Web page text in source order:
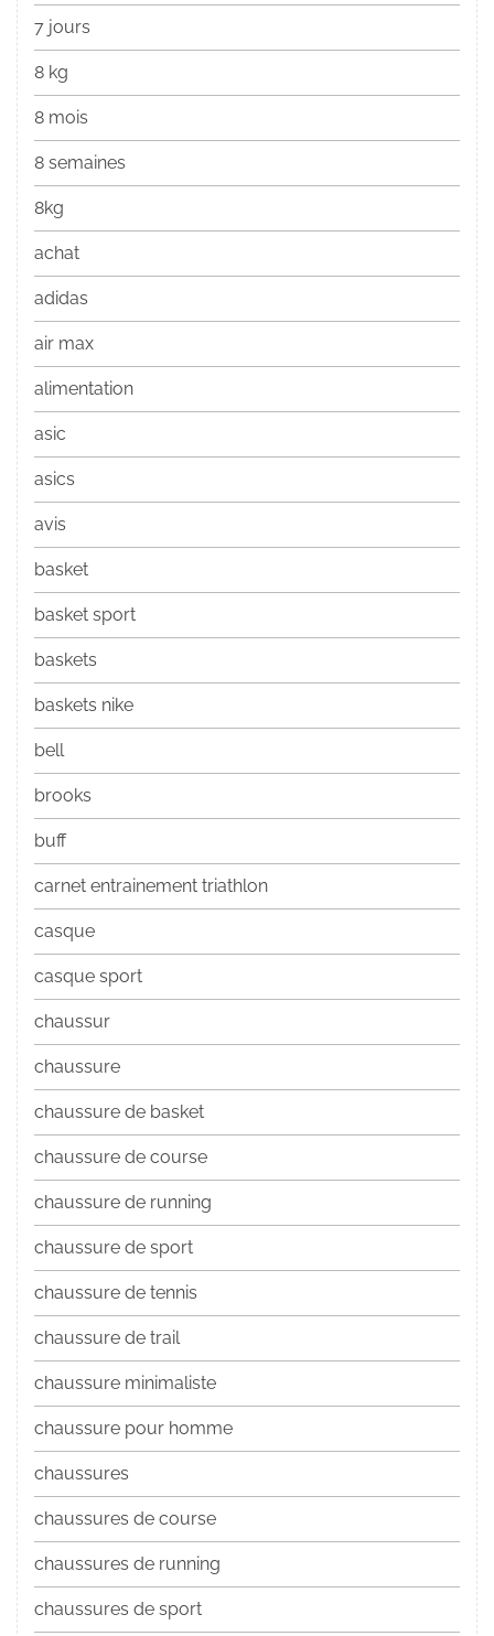
7 jours
8 kg
8 mois
8 semaines
8kg
achat
adidas
air max
alimentation
asic
asics
avis
basket
basket sport
baskets
baskets nike
bell
brooks
buff
carnet entrainement triathlon
casque
casque sport
chaussur
chaussure
chaussure de basket
chaussure de course
chaussure de running
chaussure de sport
chaussure de tennis
chaussure de trail
chaussure minimaliste
chaussure pour homme
chaussures
chaussures de course
chaussures de running
chaussures de sport